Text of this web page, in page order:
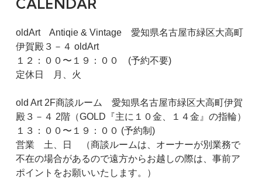
CALENDAR
oldArt Antiqie & Vintage 愛知県名古屋市緑区大高町
伊賀殿３－４ oldArt
１２：００〜１９：００ (予約不要)
定休日 月、火
old Art 2F商談ルーム 愛知県名古屋市緑区大高町伊賀
殿３－４ 2階（GOLD『主に１０金、１４金』の指輪）
１３：００〜１９：００ (予約制)
営業 土、日 （商談ルームは、オーナーが別業務で
不在の場合があるので遠方からお越しの際は、事前ア
ポイントをお願いいたします。）